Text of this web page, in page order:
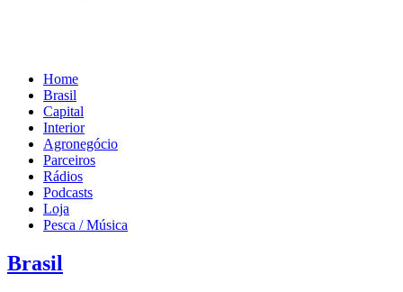
Home
Brasil
Capital
Interior
Agronegócio
Parceiros
Rádios
Podcasts
Loja
Pesca / Música
Brasil